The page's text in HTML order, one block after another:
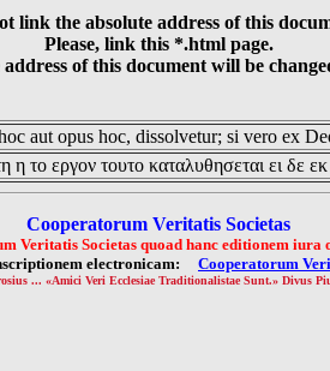
link the absolute address of this
Please, link this *.html page.
of this document will be
aut opus hoc, dissolvetur; si vero ex
το εργον τουτο καταλυθησεται ει δε
Cooperatorum Veritatis Societas
Veritatis Societas quoad hanc editionem iura
electronicam: Cooperatorum
... «Amici Veri Ecclesiae Traditionalistae Sunt.» Divus